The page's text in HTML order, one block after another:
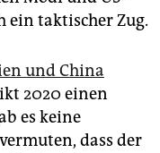
ein taktischer Zug.
und China
2020 einen
es keine
dass der